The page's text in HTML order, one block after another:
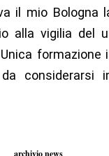
il mio Bologna
alla vigilia del
considerarsi
archivio news